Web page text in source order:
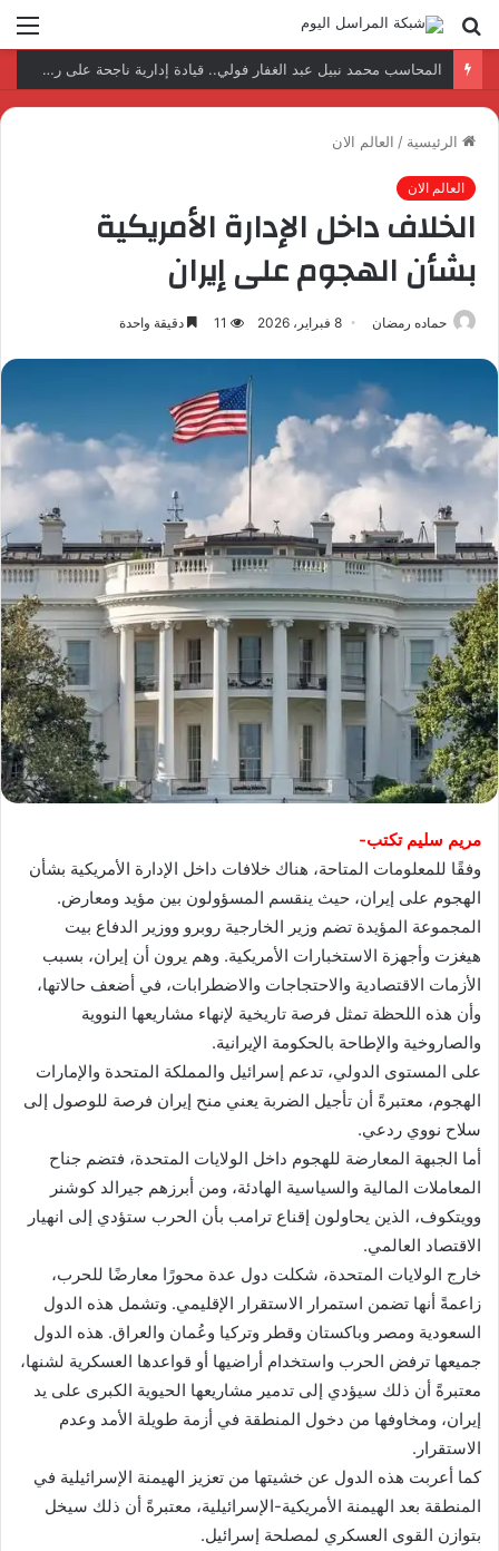
بحث
عن
نتائج إيجابية بعد زيارة وفد الجامعة المصرية النتائج إيجابية بعد زيارة وفد الجامعة المصرية الروسية لمصنع الإلكترونياتروسية لمصنع الإلكترونيات
الرئيسية / العالم الان
العالم الان
الخلاف داخل الإدارة الأمريكية
بشأن الهجوم على إيران
حماده رمضان 8 فبراير، 2026 11 دقيقة واحدة
مريم سليم تكتب-
وفقًا للمعلومات المتاحة، هناك خلافات داخل الإدارة الأمريكية بشأن
الهجوم على إيران، حيث ينقسم المسؤولون بين مؤيد ومعارض.
المجموعة المؤيدة تضم وزير الخارجية روبرو ووزير الدفاع بيت
هيغزت وأجهزة الاستخبارات الأمريكية. وهم يرون أن إيران، بسبب
الأزمات الاقتصادية والاحتجاجات والاضطرابات، في أضعف حالاتها،
وأن هذه اللحظة تمثل فرصة تاريخية لإنهاء مشاريعها النووية
والصاروخية والإطاحة بالحكومة الإيرانية.
على المستوى الدولي، تدعم إسرائيل والمملكة المتحدة والإمارات
الهجوم، معتبرةً أن تأجيل الضربة يعني منح إيران فرصة للوصول إلى
سلاح نووي ردعي.
أما الجبهة المعارضة للهجوم داخل الولايات المتحدة، فتضم جناح
المعاملات المالية والسياسية الهادئة، ومن أبرزهم جيرالد كوشنر
وويتكوف، الذين يحاولون إقناع ترامب بأن الحرب ستؤدي إلى انهيار
الاقتصاد العالمي.
خارج الولايات المتحدة، شكلت دول عدة محورًا معارضًا للحرب،
زاعمةً أنها تضمن استمرار الاستقرار الإقليمي. وتشمل هذه الدول
السعودية ومصر وباكستان وقطر وتركيا وعُمان والعراق. هذه الدول
جميعها ترفض الحرب واستخدام أراضيها أو قواعدها العسكرية لشنها،
معتبرةً أن ذلك سيؤدي إلى تدمير مشاريعها الحيوية الكبرى على يد
إيران، ومخاوفها من دخول المنطقة في أزمة طويلة الأمد وعدم
الاستقرار.
كما أعربت هذه الدول عن خشيتها من تعزيز الهيمنة الإسرائيلية في
المنطقة بعد الهيمنة الأمريكية-الإسرائيلية، معتبرةً أن ذلك سيخل
بتوازن القوى العسكري لمصلحة إسرائيل.